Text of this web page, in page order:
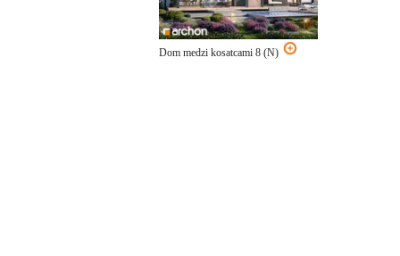
Dom medzi kosatcami 8 (N)